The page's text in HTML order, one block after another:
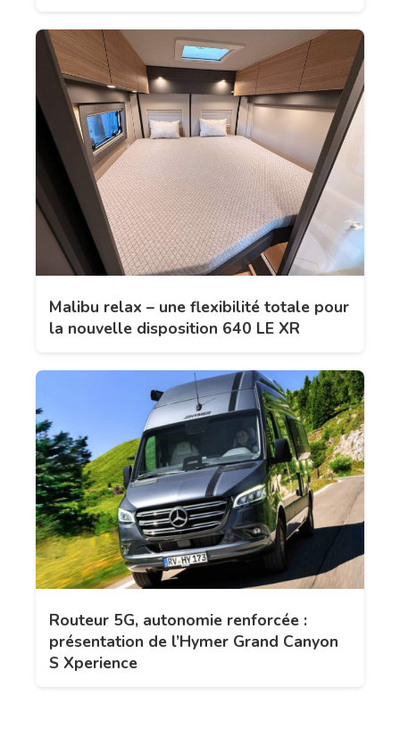
Malibu relax – une flexibilité totale pour
la nouvelle disposition 640 LE XR
Routeur 5G, autonomie renforcée :
présentation de l’Hymer Grand Canyon
S Xperience